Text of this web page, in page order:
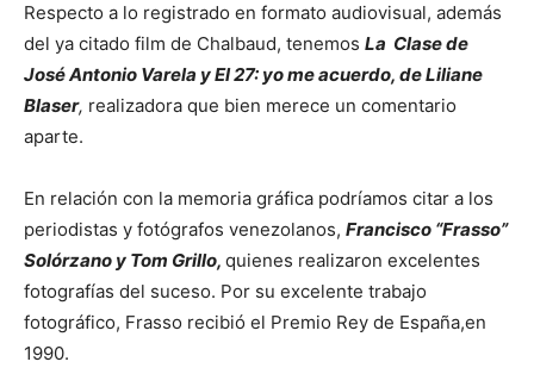
Respecto a lo registrado en formato audiovisual, además
del ya citado film de Chalbaud, tenemos La Clase de
José Antonio Varela y El 27: yo me acuerdo, de Liliane
Blaser, realizadora que bien merece un comentario
aparte.
En relación con la memoria gráfica podríamos citar a los
periodistas y fotógrafos venezolanos, Francisco “Frasso”
Solórzano y Tom Grillo, quienes realizaron excelentes
fotografías del suceso. Por su excelente trabajo
fotográfico, Frasso recibió el Premio Rey de España,en
1990.